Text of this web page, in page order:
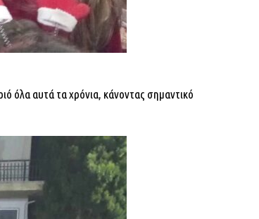
όλα αυτά τα χρόνια, κάνοντας σημαντικό